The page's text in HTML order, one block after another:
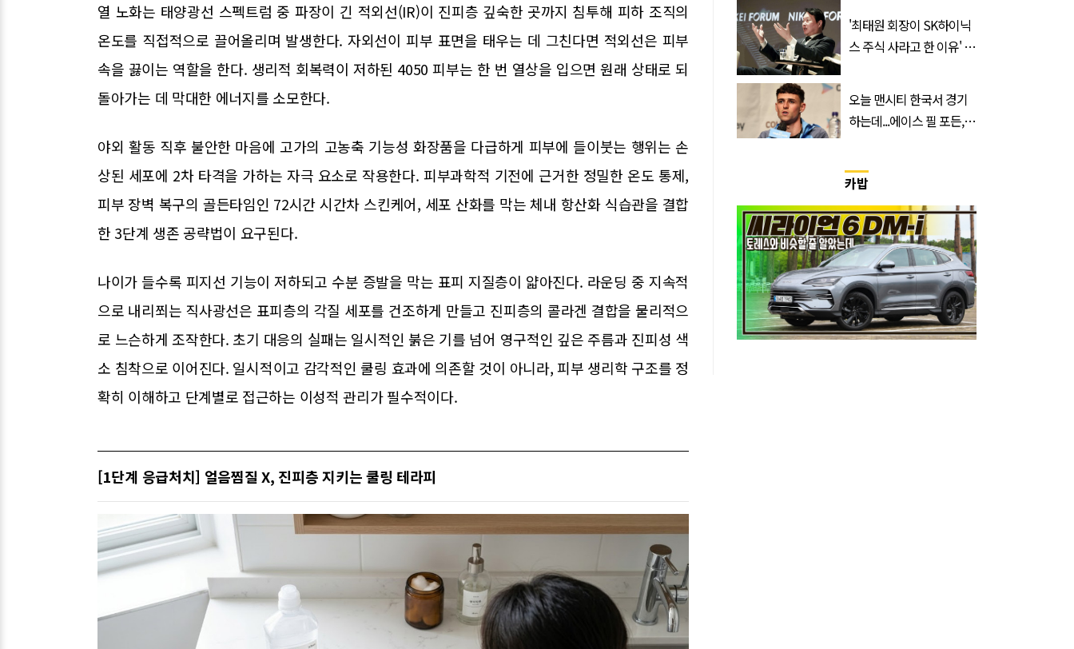
열 노화는 태양광선 스펙트럼 중 파장이 긴 적외선(IR)이 진피층 깊숙한 곳까지 침투해 피하 조직의
온도를 직접적으로 끌어올리며 발생한다. 자외선이 피부 표면을 태우는 데 그친다면 적외선은 피부
속을 끓이는 역할을 한다. 생리적 회복력이 저하된 4050 피부는 한 번 열상을 입으면 원래 상태로 되
돌아가는 데 막대한 에너지를 소모한다.
야외 활동 직후 불안한 마음에 고가의 고농축 기능성 화장품을 다급하게 피부에 들이붓는 행위는 손
상된 세포에 2차 타격을 가하는 자극 요소로 작용한다. 피부과학적 기전에 근거한 정밀한 온도 통제,
피부 장벽 복구의 골든타임인 72시간 시간차 스킨케어, 세포 산화를 막는 체내 항산화 식습관을 결합
한 3단계 생존 공략법이 요구된다.
나이가 들수록 피지선 기능이 저하되고 수분 증발을 막는 표피 지질층이 얇아진다. 라운딩 중 지속적
으로 내리쬐는 직사광선은 표피층의 각질 세포를 건조하게 만들고 진피층의 콜라겐 결합을 물리적으
로 느슨하게 조작한다. 초기 대응의 실패는 일시적인 붉은 기를 넘어 영구적인 깊은 주름과 진피성 색
소 침착으로 이어진다. 일시적이고 감각적인 쿨링 효과에 의존할 것이 아니라, 피부 생리학 구조를 정
확히 이해하고 단계별로 접근하는 이성적 관리가 필수적이다.
[1단계 응급처치] 얼음찜질 X, 진피층 지키는 쿨링 테라피
'최태원 회장이 SK하이닉
스 주식 사라고 한 이유' 글
오늘 맨시티 한국서 경기
하는데...에이스 필 포든,
카밥